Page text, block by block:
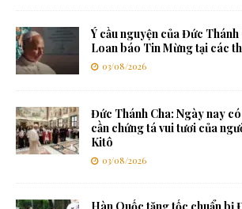
Ý cầu nguyện của Đức
Loan báo Tin Mừng tại các
03/08/2026
Đức Thánh Cha: Ngày nay
cần chứng tá vui tươi của
Kitô
03/08/2026
Hàn Quốc tăng tốc chuẩn bị